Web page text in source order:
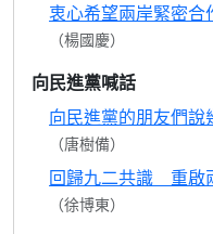
衷心希望兩岸緊密合
（楊國慶）
向民進黨喊話
向民進黨的朋友們說
（唐樹備）
回歸九二共識 重啟
（徐博東）